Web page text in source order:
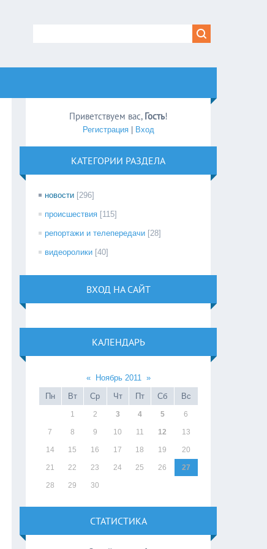
Приветствуем вас, Гость!
Регистрация| Вход
КАТЕГОРИИ РАЗДЕЛА
новости [296]
происшествия [115]
репортажи и телепередачи [28]
видеоролики [40]
ВХОД НА САЙТ
КАЛЕНДАРЬ
« Ноябрь 2011 »
Пн
Вт Ср Чт Пт Сб Вс
1 2 3 4 5 6
7 8 9 10 11 12 13
14 15 16 17 18 19 20
21 22 23 24 25 26 27
28 29 30
СТАТИСТИКА